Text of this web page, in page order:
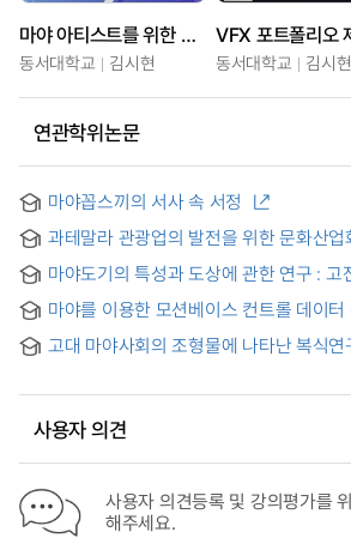
마야 아티스트를 위한 후디니 솔라리스(Solaris) 룩디벨롭먼트
동서대학교 김시현 동서대학교 김시현
연관학위논문
마야꼽스끼의 서사 속 서정
과테말라 관광업의 발전을 위한 문화산업
마야도기의 특성과 도상에 관한 연구 : 고
마야를 이용한 모션베이스 컨트롤 데이
The study of creating control data for
using Maya
고대 마야사회의 조형물에 나타난 복식
사용자 의견
사용자 의견등록 및 강의평가를
해주세요.